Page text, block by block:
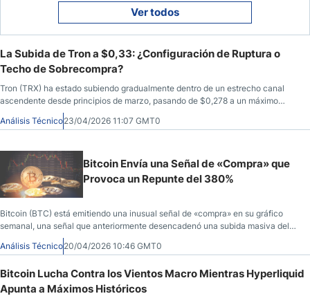
Ver todos
La Subida de Tron a $0,33: ¿Configuración de Ruptura o
Techo de Sobrecompra?
Tron (TRX) ha estado subiendo gradualmente dentro de un estrecho canal
ascendente desde principios de marzo, pasando de $0,278 a un máximo
reciente cerca de $0,325 antes de consolidarse en la zona baja de los $0,30.
Análisis Técnico23/04/2026 11:07 GMT0
Bitcoin Envía una Señal de «Compra» que
Provoca un Repunte del 380%
Bitcoin (BTC) está emitiendo una inusual señal de «compra» en su gráfico
semanal, una señal que anteriormente desencadenó una subida masiva del
Análisis Técnico20/04/2026 10:46 GMT0
Bitcoin Lucha Contra los Vientos Macro Mientras Hyperliquid
Apunta a Máximos Históricos